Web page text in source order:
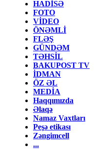
HADİSƏ
FOTO
VİDEO
ÖNƏMLİ
FLƏŞ
GÜNDƏM
TƏHSİL
BAKUPOST TV
İDMAN
ÖZ ƏL
MEDİA
Haqqımızda
Əlaqə
Namaz Vaxtları
Peşə etikası
Zəngimcell
...